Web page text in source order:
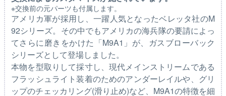
※交換前の元パーツも付属します。
アメリカ軍が採用し、一躍人気となったベレッタ社のM
92シリーズ。その中でもアメリカの海兵隊の要請によっ
てさらに磨きをかけた「M9A1」が、ガスブローバック
シリーズとして登場しました。
本物を型取りして採寸し、現代メインストリームである
フラッシュライト装着のためのアンダーレイルや、グリ
ップのチェッカリング(滑り止め)など、M9A1の特徴を細